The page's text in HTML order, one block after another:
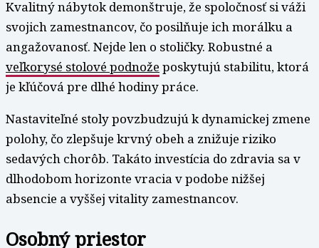
Kvalitný nábytok demonštruje, že spoločnosť si váži
svojich zamestnancov, čo posilňuje ich morálku a
angažovanosť. Nejde len o stoličky. Robustné a
veľkorysé stolové podnože poskytujú stabilitu, ktorá
je kľúčová pre dlhé hodiny práce.
Nastaviteľné stoly povzbudzujú k dynamickej zmene
polohy, čo zlepšuje krvný obeh a znižuje riziko
sedavých chorôb. Takáto investícia do zdravia sa v
dlhodobom horizonte vracia v podobe nižšej
absencie a vyššej vitality zamestnancov.
Osobný priestor